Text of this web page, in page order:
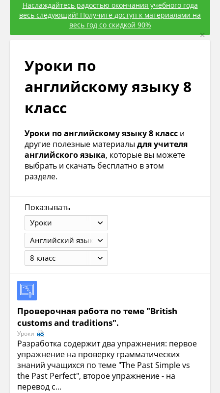
Наслаждайтесь радостью окончания учебного года
весь следующий! Получите доступ к материалами на
весь год со скидкой 90%
×
Уроки по
английскому языку 8
класс
Уроки по английскому языку 8 класс и
другие полезные материалы для учителя
английского языка, которые вы можете
выбрать и скачать бесплатно в этом
разделе.
Показывать
Уроки
Английский язык
8 класс
Проверочная работа по теме "British
customs and traditions".
Уроки
Разработка содержит два упражнения: первое
упражнение на проверку грамматических
знаний учащихся по теме "The Past Simple vs
the Past Perfect", второе упражнение - на
перевод с...